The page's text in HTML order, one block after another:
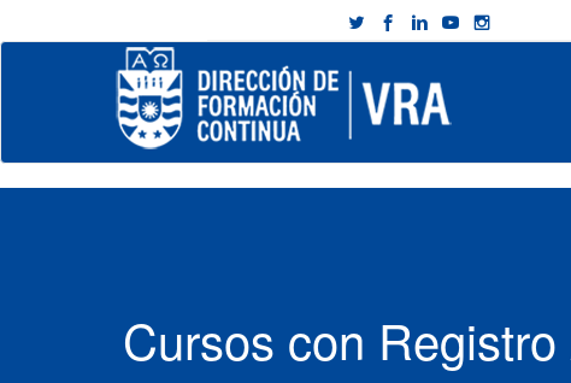
Cursos con Registro